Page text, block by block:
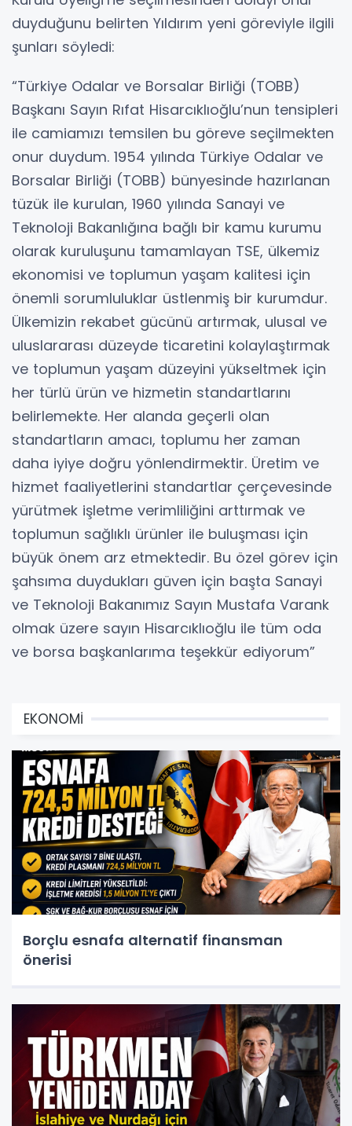
duyduğunu belirten Yıldırım yeni göreviyle ilgili
şunları söyledi:
“Türkiye Odalar ve Borsalar Birliği (TOBB)
Başkanı Sayın Rıfat Hisarcıklıoğlu’nun tensipleri
ile camiamızı temsilen bu göreve seçilmekten
onur duydum. 1954 yılında Türkiye Odalar ve
Borsalar Birliği (TOBB) bünyesinde hazırlanan
tüzük ile kurulan, 1960 yılında Sanayi ve
Teknoloji Bakanlığına bağlı bir kamu kurumu
olarak kuruluşunu tamamlayan TSE, ülkemiz
ekonomisi ve toplumun yaşam kalitesi için
önemli sorumluluklar üstlenmiş bir kurumdur.
Ülkemizin rekabet gücünü artırmak, ulusal ve
uluslararası düzeyde ticaretini kolaylaştırmak
ve toplumun yaşam düzeyini yükseltmek için
her türlü ürün ve hizmetin standartlarını
belirlemekte. Her alanda geçerli olan
standartların amacı, toplumu her zaman
daha iyiye doğru yönlendirmektir. Üretim ve
hizmet faaliyetlerini standartlar çerçevesinde
yürütmek işletme verimliliğini arttırmak ve
toplumun sağlıklı ürünler ile buluşması için
büyük önem arz etmektedir. Bu özel görev için
şahsıma duydukları güven için başta Sanayi
ve Teknoloji Bakanımız Sayın Mustafa Varank
olmak üzere sayın Hisarcıklıoğlu ile tüm oda
ve borsa başkanlarıma teşekkür ediyorum”
EKONOMİ
Borçlu esnafa alternatif finansman
önerisi